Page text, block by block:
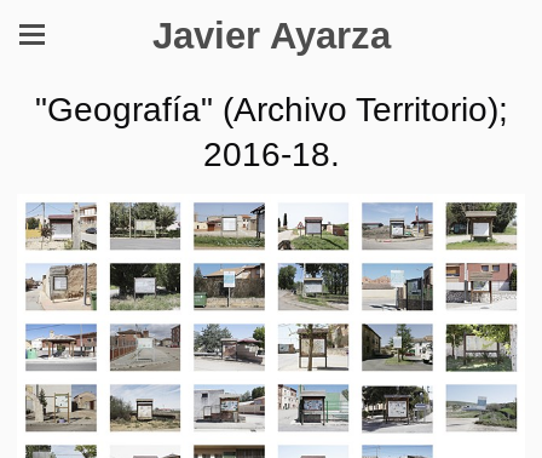
Javier Ayarza
"Geografía" (Archivo Territorio);
2016-18.